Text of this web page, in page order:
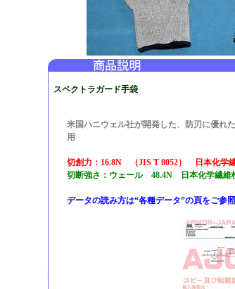
スペクトラガード手袋
米国ハニウェル社が開発した、防刃に優れ
用
切創力：16.8N （JIS T 8052） 日本化学
切断強さ：ウェール 48.4N 日本化学繊維
データの読み方は“各種データ”の頁をご参照